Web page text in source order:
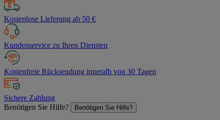
Kostenlose Lieferung ab 50 €
Kundenservice zu Ihren Diensten
Kostenfreie Rücksendung inneralb von 30 Tagen
Sichere Zahlung
Benötigen Sie Hilfe?
Benötigen Sie Hilfe?